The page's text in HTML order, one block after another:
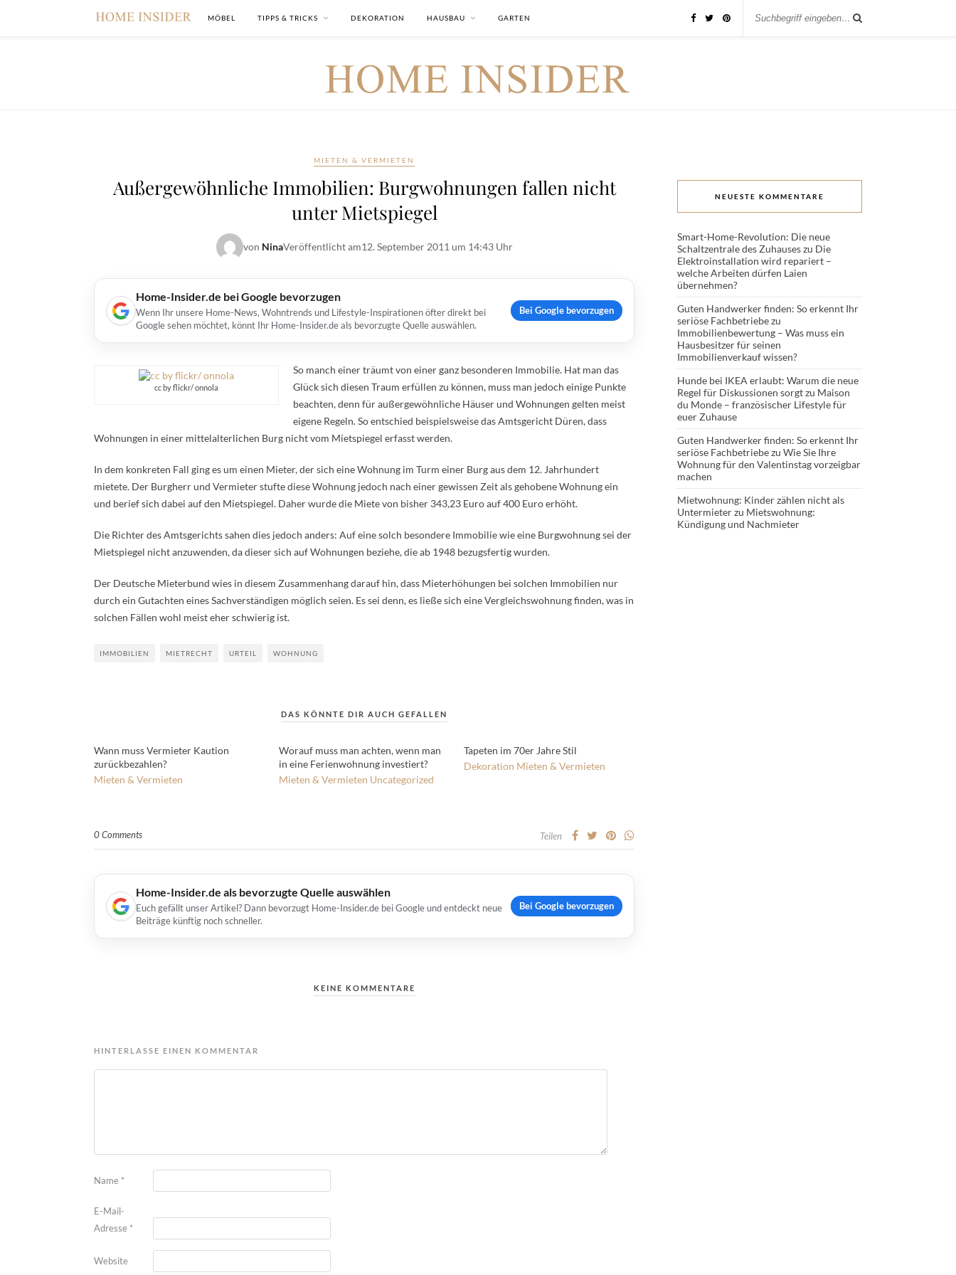
MÖBEL TIPPS & TRICKS DEKORATION HAUSBAU GARTEN
MIETEN & VERMIETEN
Außergewöhnliche Immobilien: Burgwohnungen fallen nicht
unter Mietspiegel
von NinaVeröffentlicht am12. September 2011 um 14:43 Uhr
Home-Insider.de bei Google bevorzugen
Wenn Ihr unsere Home-News, Wohntrends und Lifestyle-Inspirationen öfter direkt bei
Google sehen möchtet, könnt Ihr Home-Insider.de als bevorzugte Quelle auswählen.
Bei Google bevorzugen
cc by flickr/ onnola
So manch einer träumt von einer ganz besonderen Immobilie. Hat man das
Glück sich diesen Traum erfüllen zu können, muss man jedoch einige Punkte
beachten, denn für außergewöhnliche Häuser und Wohnungen gelten meist
eigene Regeln. So entschied beispielsweise das Amtsgericht Düren, dass
Wohnungen in einer mittelalterlichen Burg nicht vom Mietspiegel erfasst werden.
In dem konkreten Fall ging es um einen Mieter, der sich eine Wohnung im Turm einer Burg aus dem 12. Jahrhundert
mietete. Der Burgherr und Vermieter stufte diese Wohnung jedoch nach einer gewissen Zeit als gehobene Wohnung ein
und berief sich dabei auf den Mietspiegel. Daher wurde die Miete von bisher 343,23 Euro auf 400 Euro erhöht.
Die Richter des Amtsgerichts sahen dies jedoch anders: Auf eine solch besondere Immobilie wie eine Burgwohnung sei der
Mietspiegel nicht anzuwenden, da dieser sich auf Wohnungen beziehe, die ab 1948 bezugsfertig wurden.
Der Deutsche Mieterbund wies in diesem Zusammenhang darauf hin, dass Mieterhöhungen bei solchen Immobilien nur
durch ein Gutachten eines Sachverständigen möglich seien. Es sei denn, es ließe sich eine Vergleichswohnung finden, was in
solchen Fällen wohl meist eher schwierig ist.
IMMOBILIEN MIETRECHT URTEIL WOHNUNG
DAS KÖNNTE DIR AUCH GEFALLEN
Wann muss Vermieter Kaution
zurückbezahlen?
Mieten & Vermieten
Worauf muss man achten, wenn man
in eine Ferienwohnung investiert?
Mieten & Vermieten Uncategorized
Tapeten im 70er Jahre Stil
Dekoration Mieten & Vermieten
0 Comments Teilen
Home-Insider.de als bevorzugte Quelle auswählen
Euch gefällt unser Artikel? Dann bevorzugt Home-Insider.de bei Google und entdeckt neue
Beiträge künftig noch schneller.
Bei Google bevorzugen
KEINE KOMMENTARE
HINTERLASSE EINEN KOMMENTAR
Name *
E-Mail-
Adresse *
Website
NEUESTE KOMMENTARE
Smart-Home-Revolution: Die neue
Schaltzentrale des Zuhauseszu Die
Elektroinstallation wird repariert –
welche Arbeiten dürfen Laien
übernehmen?
Guten Handwerker finden: So erkennt Ihr
seriöse Fachbetriebezu
Immobilienbewertung – Was muss ein
Hausbesitzer für seinen
Immobilienverkauf wissen?
Hunde bei IKEA erlaubt: Warum die neue
Regel für Diskussionen sorgtzu Maison
du Monde – französischer Lifestyle für
euer Zuhause
Guten Handwerker finden: So erkennt Ihr
seriöse Fachbetriebezu Wie Sie Ihre
Wohnung für den Valentinstag vorzeigbar
machen
Mietwohnung: Kinder zählen nicht als
Untermieterzu Mietswohnung:
Kündigung und Nachmieter